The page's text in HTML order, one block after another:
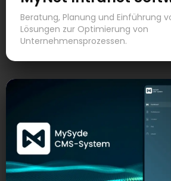
Beratung, Planung und Einführung
Lösungen zur Optimierung von
Unternehmensprozessen.